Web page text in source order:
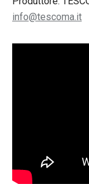
info@tescoma.it